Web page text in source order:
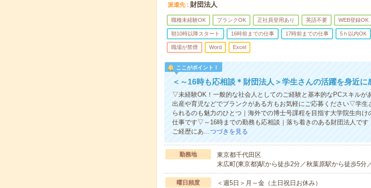
派遣先 財団法人
職種未経験OK ブランクOK 正社員登用あり 英語不要 WEB登録OK
朝10時以降スタート 16時前までの仕事 17時前までの仕事 5ｈ以内OK
職場が禁煙 Word Excel
ここがポイント！
＜～16時も応相談＊財団法人＞学生さんの活躍を身近
▽未経験OK！一般的な社会人としてのご経験と基本的なPCスキルが
出産や育児などでブランクがある方もお気軽にご応募ください▽学生
られるのも魅力のひとつ｜海外での博士号課程を目指す大学院生向
仕事です▽～16時までの勤務も応相談｜落ち着きのある財団法人で
ご経歴にあ…つづきを見る
勤務地
東京都千代田区
末広町(東京都)駅から徒歩2分／秋葉原駅から徒歩5分
曜日頻度 ＜週5日＞月～金（土日祝日お休み）